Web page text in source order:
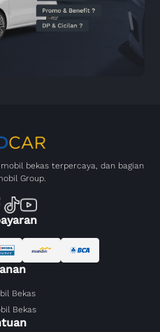
bekas terpercaya, dan bagian
Group.
Bekas
Bekas